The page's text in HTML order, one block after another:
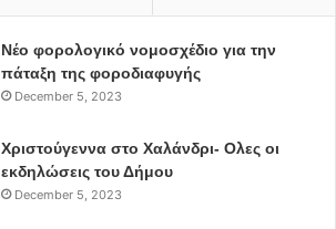
Νέο φορολογικό νομοσχέδιο για την
πάταξη της φοροδιαφυγής
December 5, 2023
Χριστούγεννα στο Χαλάνδρι- Ολες οι
εκδηλώσεις του Δήμου
December 5, 2023